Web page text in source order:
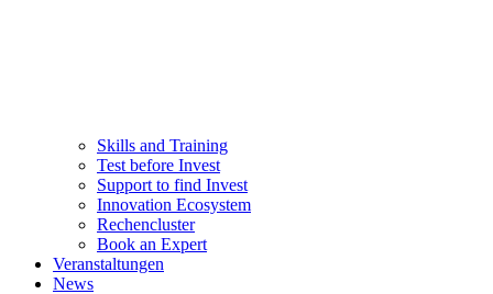
Skills and Training
Test before Invest
Support to find Invest
Innovation Ecosystem
Rechencluster​
Book an Expert
Veranstaltungen
News